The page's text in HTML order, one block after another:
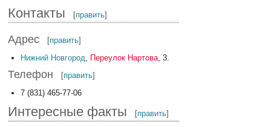
Контакты [править]
Адрес [править]
Нижний Новгород, Переулок Нартова, 3.
Телефон [править]
7 (831) 465-77-06
Интересные факты [править]